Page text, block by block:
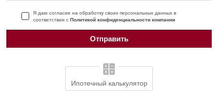
Я даю согласие на обработку своих персональных данных в
соответствии с Политикой конфиденциальности компании
Ипотечный калькулятор